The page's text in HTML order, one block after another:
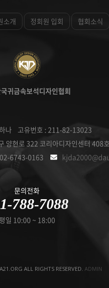
소개 정회원 입회 협회소식
귀금속보석디자인협회
나 고유번호 : 211-82-13023
양현로 322 코리아디자인센터 408
02-6743-0163
문의전화
788-7088
평일 10:00 ~ 18:00
ALL RIGHTS RESERVED. ADMIN